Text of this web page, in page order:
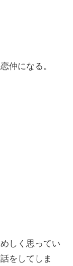
仲になる。
しく思ってい
をしてしま